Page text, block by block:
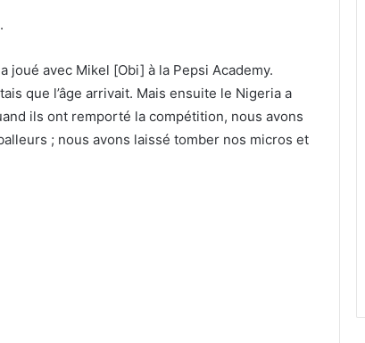
joué avec Mikel [Obi] à la Pepsi Academy.
que l’âge arrivait. Mais ensuite le Nigeria a
ils ont remporté la compétition, nous avons
; nous avons laissé tomber nos micros et